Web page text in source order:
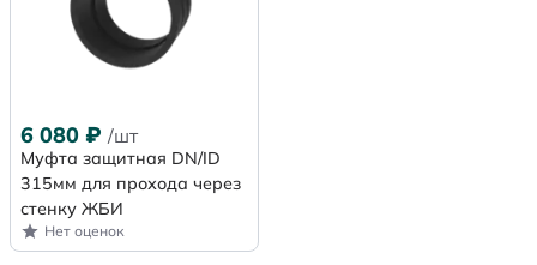
6 080 ₽ /шт
Муфта защитная DN/ID
315мм для прохода через
стенку ЖБИ
Нет оценок